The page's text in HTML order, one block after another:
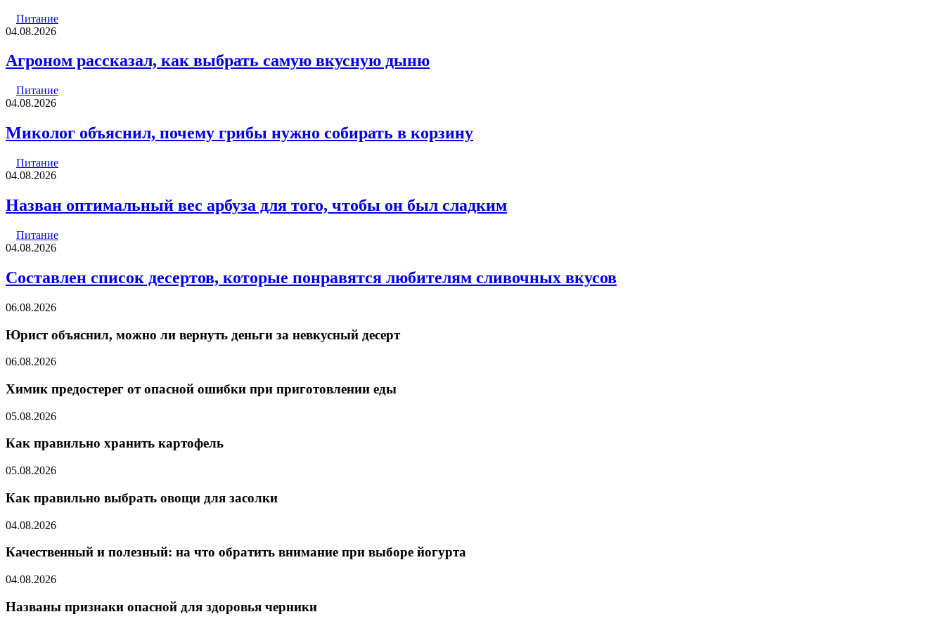
Питание
04.08.2026
Агроном рассказал, как выбрать самую вкусную дыню
Питание
04.08.2026
Миколог объяснил, почему грибы нужно собирать в корзину
Питание
04.08.2026
Назван оптимальный вес арбуза для того, чтобы он был сладким
Питание
04.08.2026
Составлен список десертов, которые понравятся любителям сливочных вкусов
06.08.2026
Юрист объяснил, можно ли вернуть деньги за невкусный десерт
06.08.2026
Химик предостерег от опасной ошибки при приготовлении еды
05.08.2026
Как правильно хранить картофель
05.08.2026
Как правильно выбрать овощи для засолки
04.08.2026
Качественный и полезный: на что обратить внимание при выборе йогурта
04.08.2026
Названы признаки опасной для здоровья черники